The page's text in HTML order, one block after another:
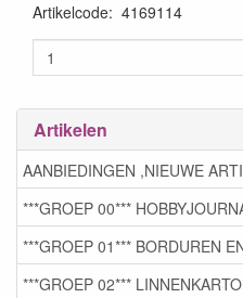
Artikelcode: 4169114
Artikelen
AANBIEDINGEN ,NIEUWE
***GROEP 00***
***GROEP 01*** BORDUREN
***GROEP 02***